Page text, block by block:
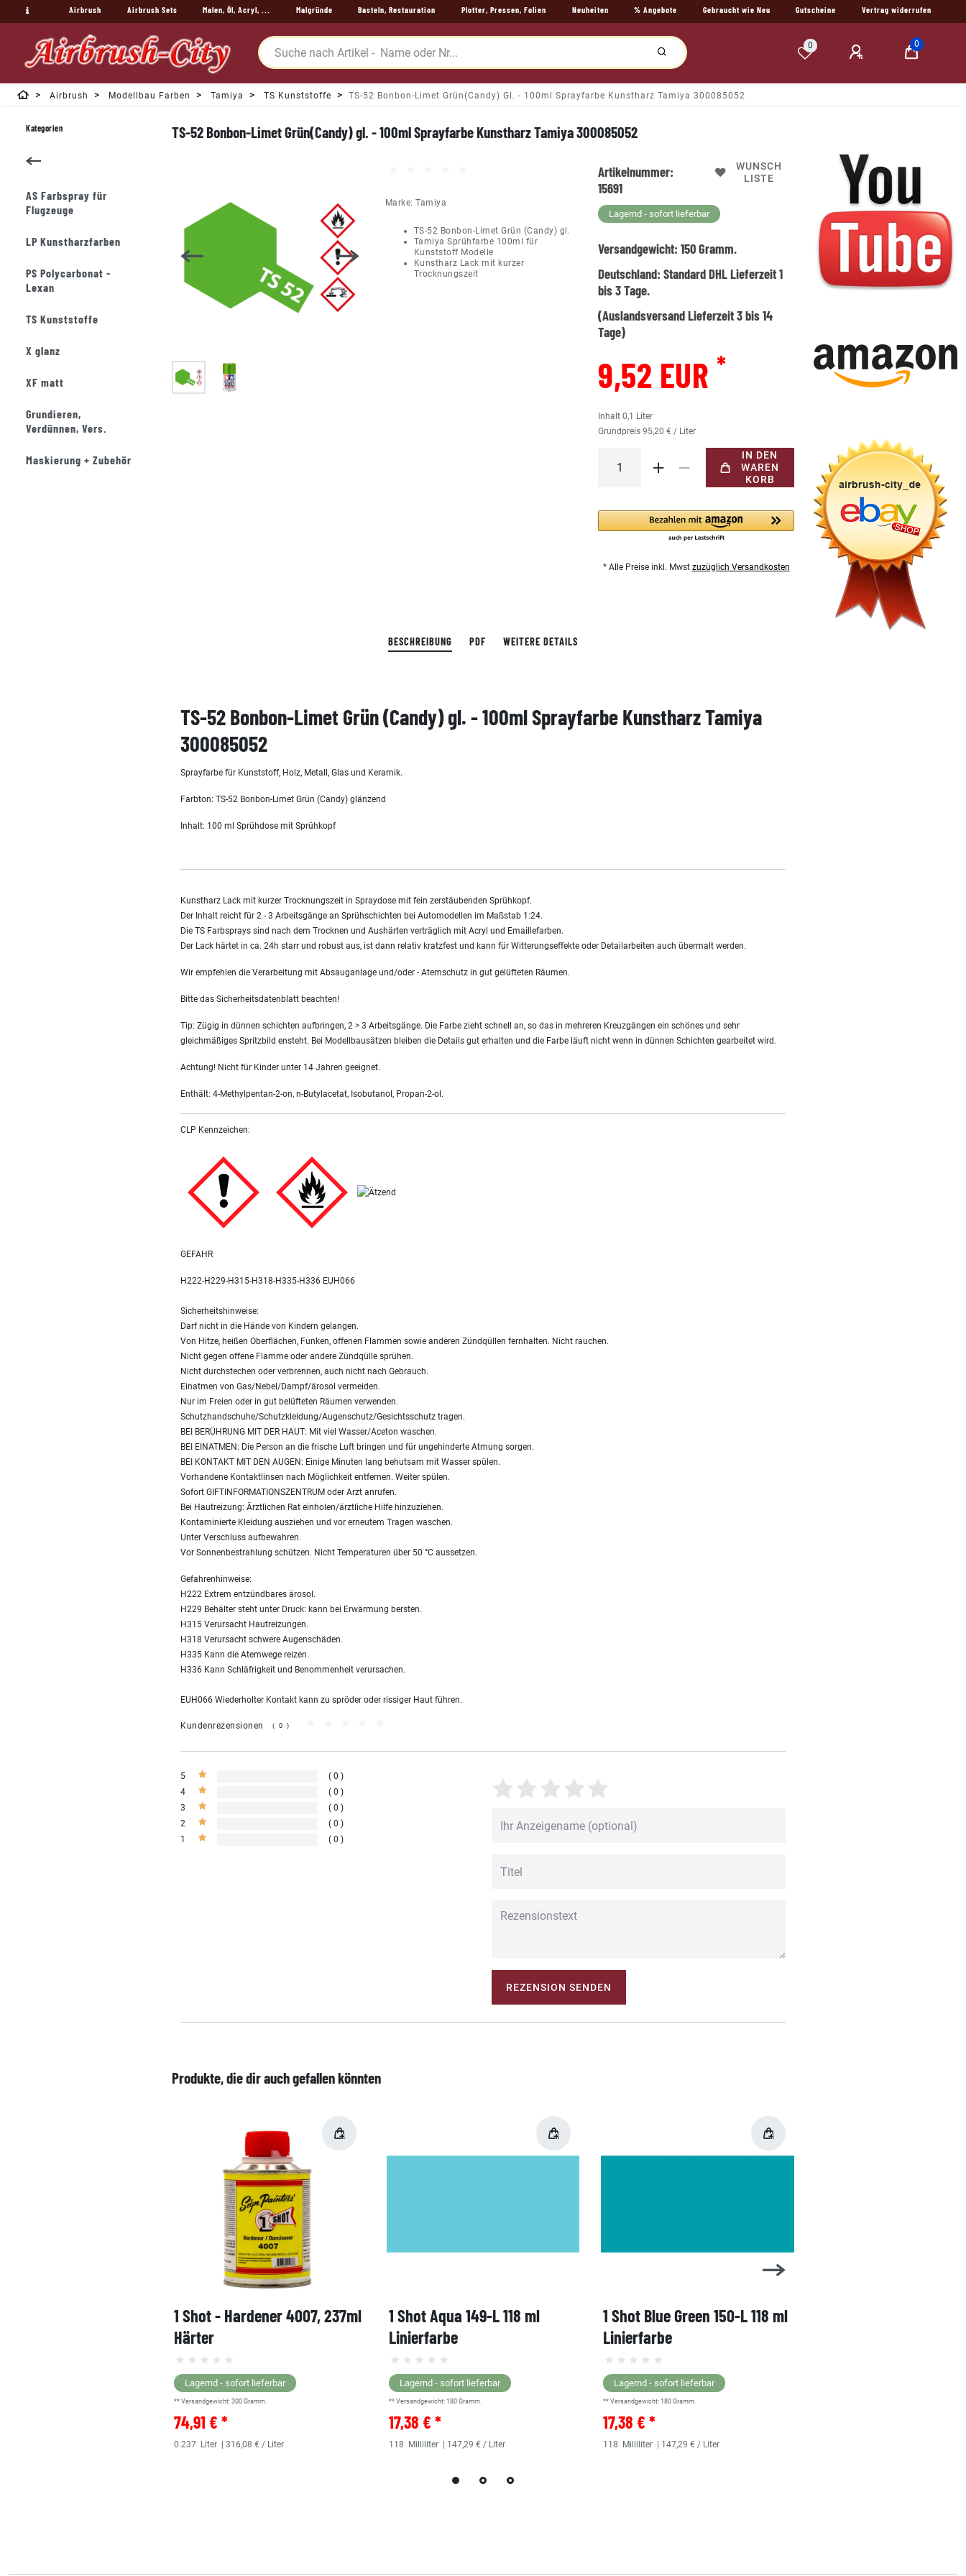
Airbrush Airbrush Sets Malen, Öl, Acryl, ... Malgründe Basteln, Restauration Plotter, Pressen, Folien Neuheiten % Angebote Gebraucht wie Neu Gutscheine Vertrag widerrufen
0 0
Airbrush Modellbau Farben Tamiya TS Kunststoffe TS-52 Bonbon-Limet Grün(Candy) Gl. - 100ml Sprayfarbe Kunstharz Tamiya 300085052
TS-52 Bonbon-Limet Grün(Candy) gl. - 100ml Sprayfarbe Kunstharz Tamiya 300085052
Marke:Tamiya
TS-52 Bonbon-Limet Grün (Candy) gl.
Tamiya Sprühfarbe 100ml für
Kunststoff Modelle
Kunstharz Lack mit kurzer
Trocknungszeit
Artikelnummer:
15691
WUNSCH
LISTE
Lagernd - sofort lieferbar
Versandgewicht:150Gramm.
Deutschland:Standard DHL Lieferzeit 1
bis 3 Tage.
(Auslandsversand Lieferzeit 3 bis 14
Tage)
9,52 EUR *
Inhalt0,1
Liter
Grundpreis95,20 € / Liter
IN DEN
WAREN
KORB
* Alle Preise inkl. Mwst zuzüglich Versandkosten
BESCHREIBUNG PDF WEITERE DETAILS
TS-52 Bonbon-Limet Grün (Candy) gl. - 100ml Sprayfarbe Kunstharz Tamiya
300085052
Sprayfarbe für Kunststoff, Holz, Metall, Glas und Keramik.
Farbton: TS-52 Bonbon-Limet Grün (Candy) glänzend
Inhalt: 100 ml Sprühdose mit Sprühkopf
Kunstharz Lack mit kurzer Trocknungszeit in Spraydose mit fein zerstäubenden Sprühkopf.
Der Inhalt reicht für 2 - 3 Arbeitsgänge an Sprühschichten bei Automodellen im Maßstab 1:24.
Die TS Farbsprays sind nach dem Trocknen und Aushärten verträglich mit Acryl und Emaillefarben.
Der Lack härtet in ca. 24h starr und robust aus, ist dann relativ kratzfest und kann für Witterungseffekte oder Detailarbeiten auch übermalt werden.
Wir empfehlen die Verarbeitung mit Absauganlage und/oder - Atemschutz in gut gelüfteten Räumen.
Bitte das Sicherheitsdatenblatt beachten!
Tip: Zügig in dünnen schichten aufbringen, 2 > 3 Arbeitsgänge. Die Farbe zieht schnell an, so das in mehreren Kreuzgängen ein schönes und sehr
gleichmäßiges Spritzbild ensteht. Bei Modellbausätzen bleiben die Details gut erhalten und die Farbe läuft nicht wenn in dünnen Schichten gearbeitet wird.
Achtung! Nicht für Kinder unter 14 Jahren geeignet.
Enthält: 4-Methylpentan-2-on, n-Butylacetat, Isobutanol, Propan-2-ol.
CLP Kennzeichen:
GEFAHR
H222-H229-H315-H318-H335-H336 EUH066
Sicherheitshinweise:
Darf nicht in die Hände von Kindern gelangen.
Von Hitze, heißen Oberflächen, Funken, offenen Flammen sowie anderen Zündqüllen fernhalten. Nicht rauchen.
Nicht gegen offene Flamme oder andere Zündqülle sprühen.
Nicht durchstechen oder verbrennen, auch nicht nach Gebrauch.
Einatmen von Gas/Nebel/Dampf/ärosol vermeiden.
Nur im Freien oder in gut belüfteten Räumen verwenden.
Schutzhandschuhe/Schutzkleidung/Augenschutz/Gesichtsschutz tragen.
BEI BERÜHRUNG MIT DER HAUT: Mit viel Wasser/Aceton waschen.
BEI EINATMEN: Die Person an die frische Luft bringen und für ungehinderte Atmung sorgen.
BEI KONTAKT MIT DEN AUGEN: Einige Minuten lang behutsam mit Wasser spülen.
Vorhandene Kontaktlinsen nach Möglichkeit entfernen. Weiter spülen.
Sofort GIFTINFORMATIONSZENTRUM oder Arzt anrufen.
Bei Hautreizung: Ärztlichen Rat einholen/ärztliche Hilfe hinzuziehen.
Kontaminierte Kleidung ausziehen und vor erneutem Tragen waschen.
Unter Verschluss aufbewahren.
Vor Sonnenbestrahlung schützen. Nicht Temperaturen über 50 °C aussetzen.
Gefahrenhinweise:
H222 Extrem entzündbares ärosol.
H229 Behälter steht unter Druck: kann bei Erwärmung bersten.
H315 Verursacht Hautreizungen.
H318 Verursacht schwere Augenschäden.
H335 Kann die Atemwege reizen.
H336 Kann Schläfrigkeit und Benommenheit verursachen.
EUH066 Wiederholter Kontakt kann zu spröder oder rissiger Haut führen.
Kundenrezensionen (0)
5
0
4
0
3
0
2
0
1
0
REZENSION SENDEN
Produkte, die dir auch gefallen könnten
1 Shot - Hardener 4007, 237ml
Härter
Lagernd - sofort lieferbar
** Versandgewicht: 300 Gramm.
74,91 € *
0.237 Liter | 316,08 € / Liter
1 Shot Aqua 149-L 118 ml
Linierfarbe
Lagernd - sofort lieferbar
** Versandgewicht: 180 Gramm.
17,38 € *
118 Milliliter | 147,29 € / Liter
1 Shot Blue Green 150-L 118 ml
Linierfarbe
Lagernd - sofort lieferbar
** Versandgewicht:180 Gramm.
17,38 € *
118 Milliliter | 147,29 € / Liter
Kategorien
AS Farbspray für
Flugzeuge
LP Kunstharzfarben
PS Polycarbonat -
Lexan
TS Kunststoffe
X glanz
XF matt
Grundieren,
Verdünnen, Vers.
Maskierung + Zubehör